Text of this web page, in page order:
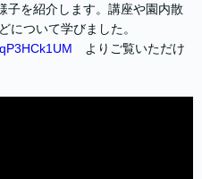
子を紹介します。講座や園内散
について学びました。
よりご覧いただけ